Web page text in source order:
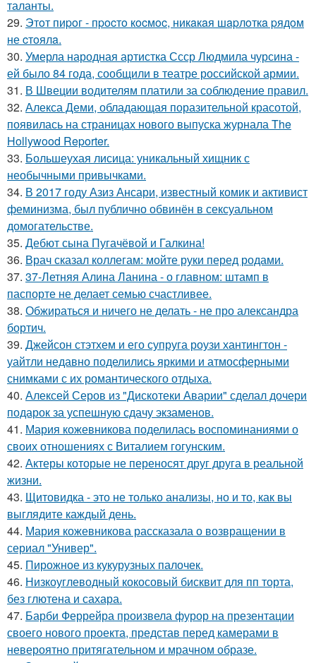
таланты.
29. Этoт пиpoг - пpocтo кocмoc, никaкaя шapлoткa pядoм
не cтoялa.
30. Умерла народная артистка Ссср Людмила чурсина -
ей было 84 года, сообщили в театре российской армии.
31. В Швеции водителям платили за соблюдение правил.
32. Алекса Деми, обладающая поразительной красотой,
появилась на страницах нового выпуска журнала The
Hollywood Reporter.
33. Большеухая лисица: уникальный хищник с
необычными привычками.
34. В 2017 году Азиз Ансари, известный комик и активист
феминизма, был публично обвинён в сексуальном
домогательстве.
35. Дебют сына Пугачёвой и Галкина!
36. Врач сказал коллегам: мойте руки перед родами.
37. 37-Летняя Алина Ланина - о главном: штамп в
паспорте не делает семью счастливее.
38. Обжираться и ничего не делать - не про александра
бортич.
39. Джейсон стэтхем и его супруга роузи хантингтон -
уайтли недавно поделились яркими и атмосферными
снимками с их романтического отдыха.
40. Алексей Серов из "Дискотеки Аварии" сделал дочери
подарок за успешную сдачу экзаменов.
41. Мария кожевникова поделилась воспоминаниями о
своих отношениях с Виталием гогунским.
42. Актеры которые не переносят друг друга в реальной
жизни.
43. Щитовидка - это не только анализы, но и то, как вы
выглядите каждый день.
44. Мария кожевникова рассказала о возвращении в
сериал "Универ".
45. Пирожное из кукурузных палочек.
46. Низкоуглеводный кокосовый бисквит для пп торта,
без глютена и сахара.
47. Барби Феррейра произвела фурор на презентации
своего нового проекта, представ перед камерами в
невероятно притягательном и мрачном образе.